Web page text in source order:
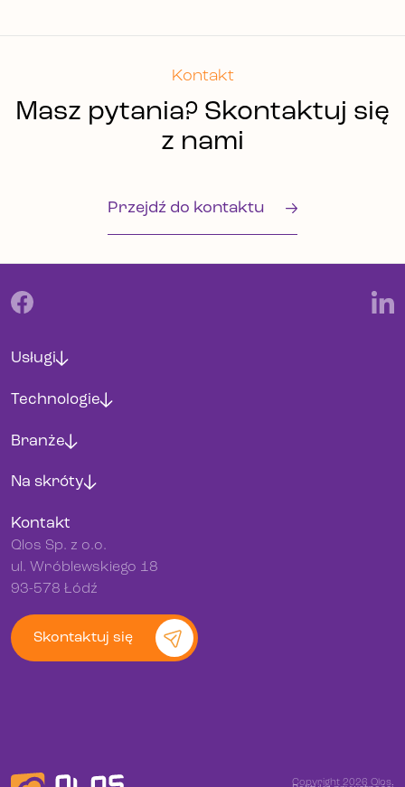
Kontakt
Masz pytania? Skontaktuj się
z nami
Przejdź do kontaktu
Usługi
Technologie
Branże
Na skróty
Kontakt
Qlos Sp. z o.o.
ul. Wróblewskiego 18
93-578 Łódź
Skontaktuj się
Copyright 2026 Qlos.